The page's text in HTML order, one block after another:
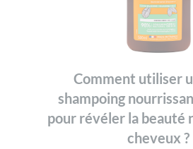
Comment utiliser
shampoing
pour révéler la beauté
cheveux ?